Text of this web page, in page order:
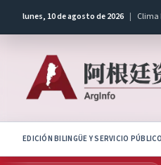
lunes, 10 de agosto de 2026 | Clima
EDICIÓN BILINGÜE Y SERVICIO PÚBLICO